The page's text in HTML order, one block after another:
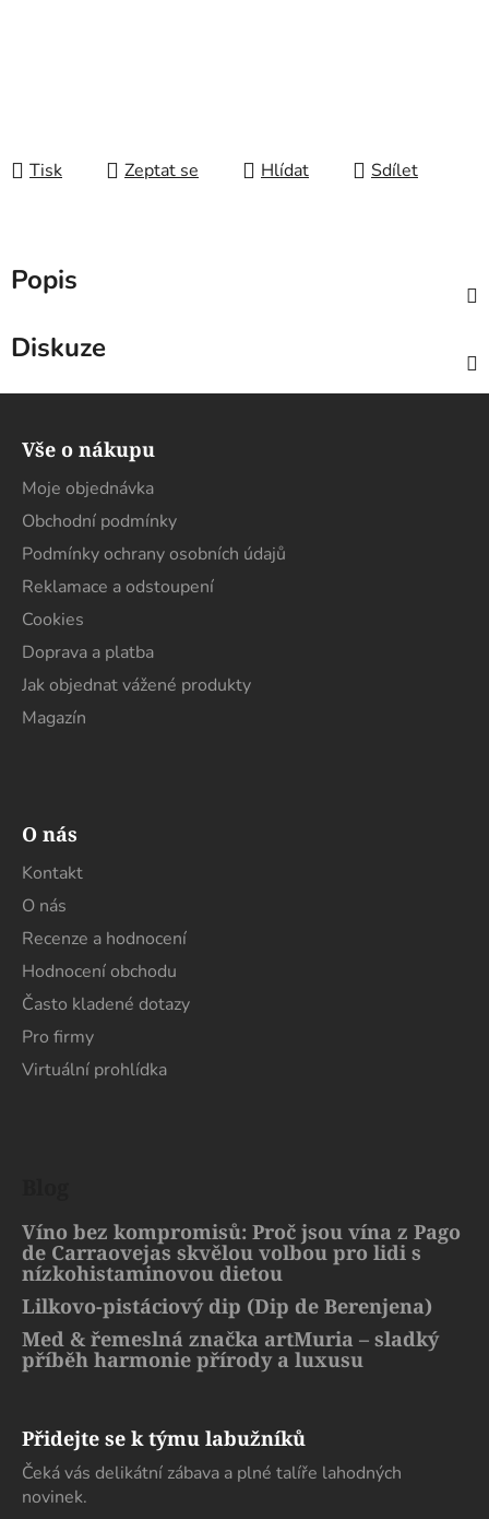
Tisk Zeptat se Hlídat Sdílet
Popis
Diskuze
Vše o nákupu
Moje objednávka
Obchodní podmínky
Podmínky ochrany osobních údajů
Reklamace a odstoupení
Cookies
Doprava a platba
Jak objednat vážené produkty
Magazín
O nás
Kontakt
O nás
Recenze a hodnocení
Hodnocení obchodu
Často kladené dotazy
Pro firmy
Virtuální prohlídka
Víno bez kompromisů: Proč jsou vína z Pago
de Carraovejas skvělou volbou pro lidi s
nízkohistaminovou dietou
Lilkovo-pistáciový dip (Dip de Berenjena)
Med & řemeslná značka artMuria – sladký
příběh harmonie přírody a luxusu
Přidejte se k týmu labužníků
Čeká vás delikátní zábava a plné talíře lahodných
novinek.